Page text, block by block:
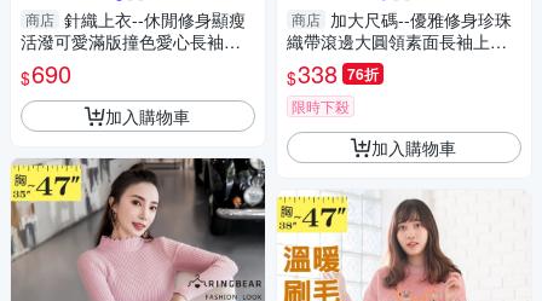
商店 針織上衣--休閒修身顯瘦
活潑可愛滿版撞色愛心長袖針
織毛衣(紅.綠M-3L)-X397眼圈
熊中大尺碼◎
$690
加入購物車
商店 加大尺碼--優雅修身珍珠
織帶滾邊大圓領素面長袖上衣
(白.黑2L-5L)-X168眼圈熊中大
尺碼
$338 76折
限時下殺
加入購物車